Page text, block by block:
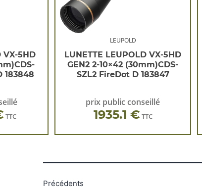
VX-5HD
183848
TTC
LEUPOLD
LUNETTE LEUPOLD VX-5HD
GEN2 2-10×42 (30mm)CDS-
SZL2 FireDot D 183847
prix public conseillé
1935.1 € TTC
Précédents